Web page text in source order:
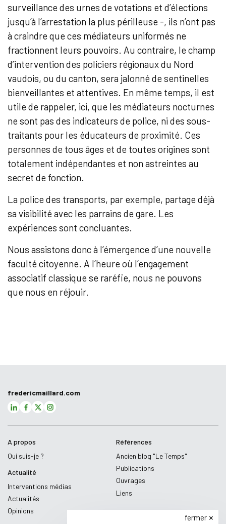
surveillance des urnes de votations et d’élections
jusqu’à l’arrestation la plus périlleuse -, ils n’ont pas
à craindre que ces médiateurs uniformés ne
fractionnent leurs pouvoirs. Au contraire, le champ
d’intervention des policiers régionaux du Nord
vaudois, ou du canton, sera jalonné de sentinelles
bienveillantes et attentives. En même temps, il est
utile de rappeler, ici, que les médiateurs nocturnes
ne sont pas des indicateurs de police, ni des sous-
traitants pour les éducateurs de proximité. Ces
personnes de tous âges et de toutes origines sont
totalement indépendantes et non astreintes au
secret de fonction.
La police des transports, par exemple, partage déjà
sa visibilité avec les parrains de gare. Les
expériences sont concluantes.
Nous assistons donc à l’émergence d’une nouvelle
faculté citoyenne. A l’heure où l’engagement
associatif classique se raréfie, nous ne pouvons
que nous en réjouir.
fredericmaillard.com
A propos
Qui suis-je ?
Actualité
Interventions médias
Actualités
Opinions
Références
Ancien blog "Le Temps"
Publications
Ouvrages
Liens
fermer